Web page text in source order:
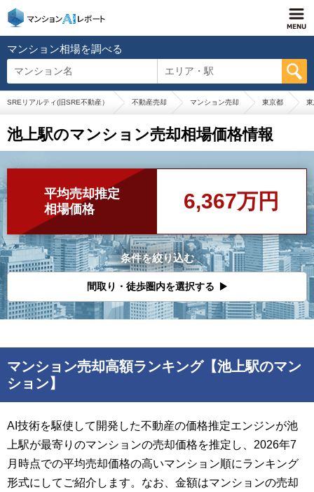
マンション相場を調べる
マンション名 エリア・駅
SREリアルティ(旧SRE不動産） 不動産売却 マンション売却 東京都
池上駅のマンション売却相場価格情報
平均売却推定
相場価格
6,367万円
条件を絞り込む
間取り・徒歩圏内を選択する
マンション売却高額ランキング【池上駅のマン
ション】
AI技術を駆使して開発した不動産の価格推定エンジンが池
上駅が最寄りのマンションの売却価格を推定し、2026年7
月時点での平均売却価格の高いマンション順にランキング
形式にしてご紹介します。なお、金額はマンションの売却